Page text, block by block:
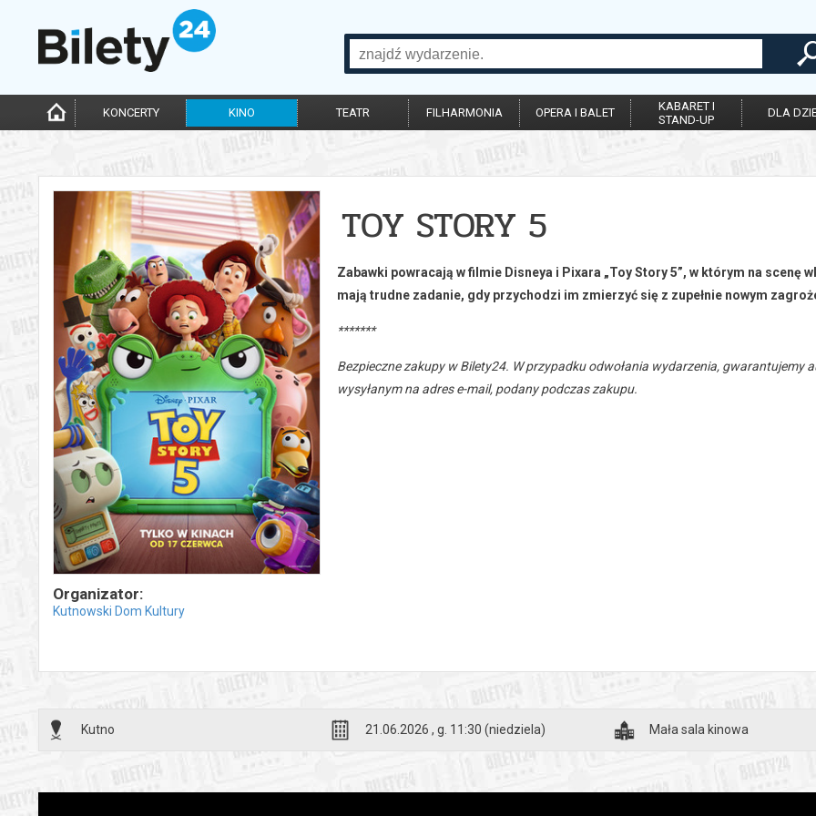
KONCERTY KINO TEATR FILHARMONIA OPERA I BALET
KABARET I
STAND-UP
DLA
Organizator:
Kutnowski Dom Kultury
TOY STORY 5
Zabawki powracają w filmie Disneya i Pixara „Toy Story 5”, w którym na
mają trudne zadanie, gdy przychodzi im zmierzyć się z zupełnie nowym
*******
Bezpieczne zakupy w Bilety24. W przypadku odwołania wydarzenia,
wysyłanym na adres e-mail, podany podczas zakupu.
Kutno 21.06.2026 , g. 11:30 (niedziela) Mała sala kinowa